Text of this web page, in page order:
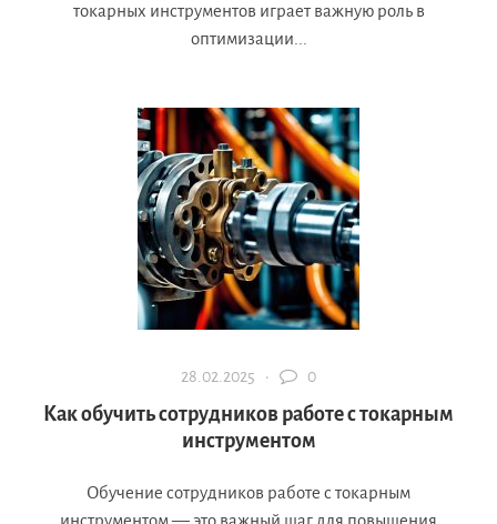
токарных инструментов играет важную роль в
оптимизации...
28.02.2025 · 0
Как обучить сотрудников работе с токарным
инструментом
Обучение сотрудников работе с токарным